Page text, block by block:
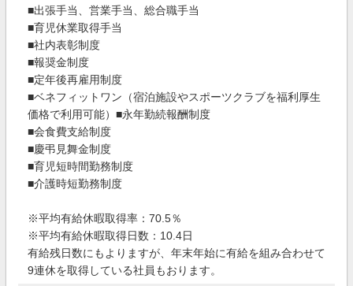
■出張手当、営業手当、総合職手当
■育児休業取得手当
■社内表彰制度
■報奨金制度
■定年後再雇用制度
■ベネフィットワン（宿泊施設やスポーツクラブを福利厚生
価格で利用可能）■永年勤続報酬制度
■会食費支給制度
■慶弔見舞金制度
■育児短時間勤務制度
■介護時短勤務制度
※平均有給休暇取得率：70.5％
※平均有給休暇取得日数：10.4日
有給残日数にもよりますが、年末年始に有給を組み合わせて
9連休を取得している社員もおります。